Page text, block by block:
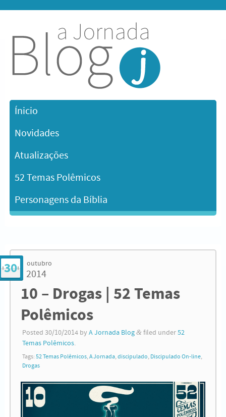
Ínicio
Novidades
Atualizações
52 Temas Polêmicos
Personagens da Bíblia
30 outubro
2014
10 – Drogas | 52 Temas
Polêmicos
Posted 30/10/2014by A Jornada Blog &filed under52
Temas Polêmicos.
Tags: 52 Temas Polêmicos, A Jornada, discipulado, Discipulado On-line,
Drogas